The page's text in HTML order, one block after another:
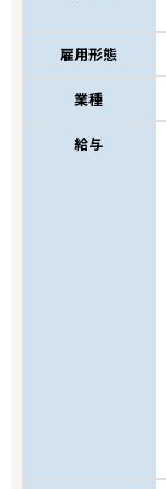
雇用形態
業種
給与